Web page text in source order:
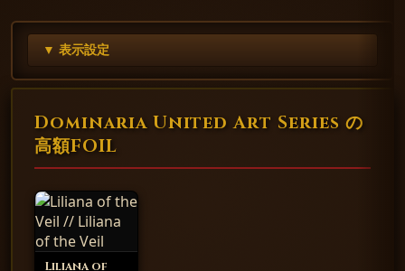
▼ 表示設定
Dominaria United Art Series の
高額FOIL
Liliana of